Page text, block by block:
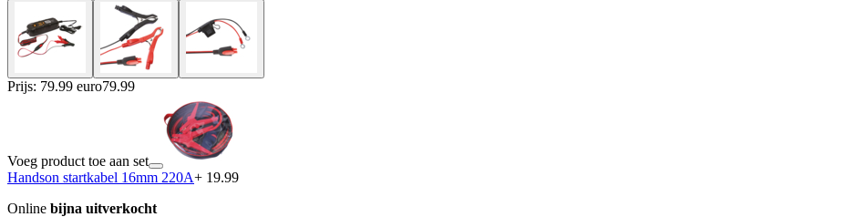
Prijs: 79.99 euro79.99
Voeg product toe aan set
Handson startkabel 16mm 220A+ 19.99
Online bijna uitverkocht